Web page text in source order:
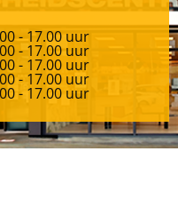
- 17.00 uur
- 17.00 uur
- 17.00 uur
- 17.00 uur
- 17.00 uur